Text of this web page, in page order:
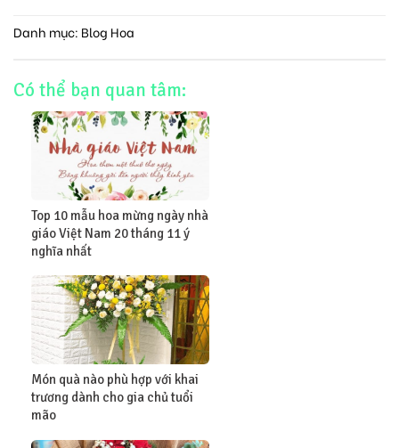
Danh mục: Blog Hoa
Có thể bạn quan tâm:
Top 10 mẫu hoa mừng ngày nhà
giáo Việt Nam 20 tháng 11 ý
nghĩa nhất
Món quà nào phù hợp với khai
trương dành cho gia chủ tuổi
mão